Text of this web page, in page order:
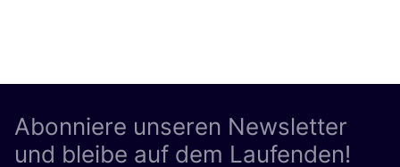
Abonniere unseren Newsletter
und bleibe auf dem Laufenden!